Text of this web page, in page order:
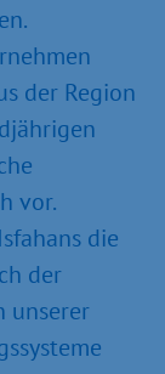
der Region
vor.
die
der
unserer